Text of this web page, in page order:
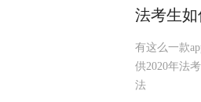
法考生如
有这么一款
供2020年法
法